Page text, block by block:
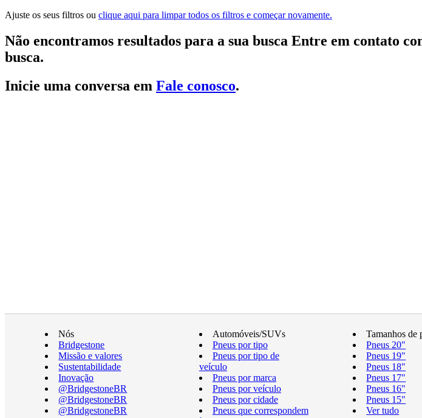
Ajuste os seus filtros ou clique aqui para limpar todos os filtros e começar novamente.
Não encontramos resultados para a sua busca Entre em contato
busca.
Inicie uma conversa em Fale conosco.
Nós
Bridgestone
Missão e valores
Sustentabilidade
Inovação
@BridgestoneBR
@BridgestoneBR
@BridgestoneBR
Automóveis/SUVs
Pneus por tipo
Pneus por tipo de
veículo
Pneus por marca
Pneus por veículo
Pneus por cidade
Pneus que correspondem
Tamanhos de
Pneus 20"
Pneus 19"
Pneus 18"
Pneus 17"
Pneus 16"
Pneus 15"
Ver tudo